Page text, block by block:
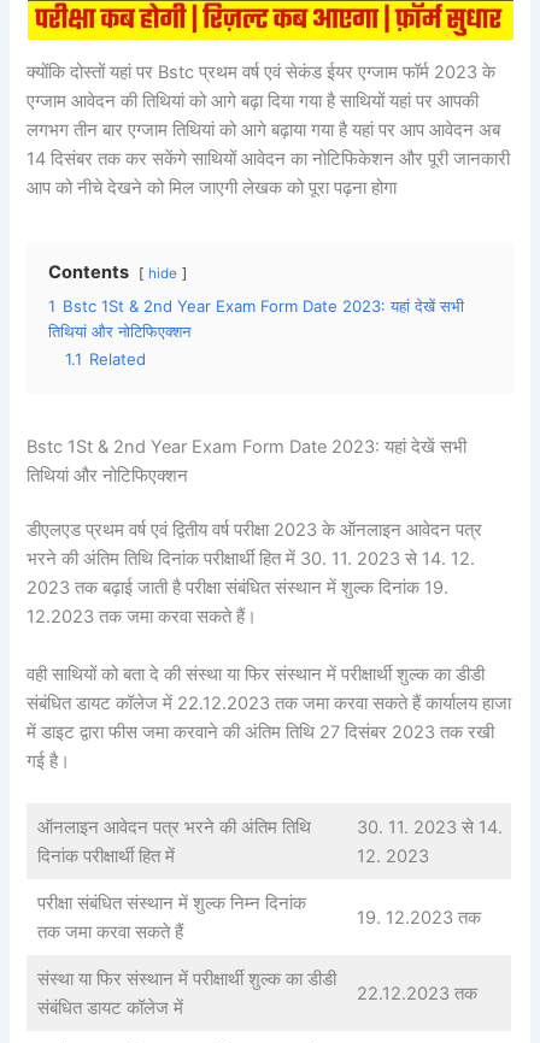
क्योंकि दोस्तों यहां पर Bstc प्रथम वर्ष एवं सेकंड ईयर एग्जाम फॉर्म 2023 के
एग्जाम आवेदन की तिथियां को आगे बढ़ा दिया गया है साथियों यहां पर आपकी
लगभग तीन बार एग्जाम तिथियां को आगे बढ़ाया गया है यहां पर आप आवेदन अब
14 दिसंबर तक कर सकेंगे साथियों आवेदन का नोटिफिकेशन और पूरी जानकारी
आप को नीचे देखने को मिल जाएगी लेखक को पूरा पढ़ना होगा
Contents hide
1 Bstc 1St & 2nd Year Exam Form Date 2023: यहां देखें सभी
तिथियां और नोटिफिएक्शन
1.1 Related
Bstc 1St & 2nd Year Exam Form Date 2023: यहां देखें सभी
तिथियां और नोटिफिएक्शन
डीएलएड प्रथम वर्ष एवं द्वितीय वर्ष परीक्षा 2023 के ऑनलाइन आवेदन पत्र
भरने की अंतिम तिथि दिनांक परीक्षार्थी हित में 30. 11. 2023 से 14. 12.
2023 तक बढ़ाई जाती है परीक्षा संबंधित संस्थान में शुल्क दिनांक 19.
12.2023 तक जमा करवा सकते हैं।
वही साथियों को बता दे की संस्था या फिर संस्थान में परीक्षार्थी शुल्क का डीडी
संबंधित डायट कॉलेज में 22.12.2023 तक जमा करवा सकते हैं कार्यालय हाजा
में डाइट द्वारा फीस जमा करवाने की अंतिम तिथि 27 दिसंबर 2023 तक रखी
गई है।
ऑनलाइन आवेदन पत्र भरने की अंतिम तिथि
दिनांक परीक्षार्थी हित में
30. 11. 2023 से 14.
12. 2023
परीक्षा संबंधित संस्थान में शुल्क निम्न दिनांक
तक जमा करवा सकते हैं
19. 12.2023 तक
संस्था या फिर संस्थान में परीक्षार्थी शुल्क का डीडी
संबंधित डायट कॉलेज में
22.12.2023 तक